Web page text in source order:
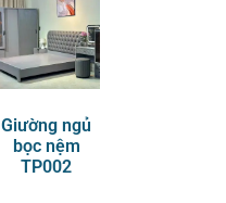
Giường ngủ
bọc nệm
TP002